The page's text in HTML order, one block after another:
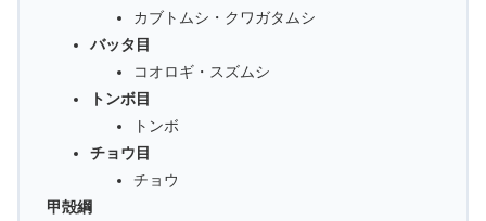
カブトムシ・クワガタムシ
バッタ目
コオロギ・スズムシ
トンボ目
トンボ
チョウ目
チョウ
甲殻綱